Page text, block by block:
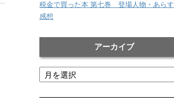
税金で買った本 第七巻 登場人物・あらす
感想
アーカイブ
ア
ー